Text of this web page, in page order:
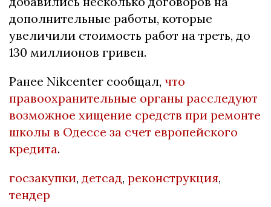
дополнительные работы, которые
увеличили стоимость работ на треть, до
130 миллионов гривен.
Ранее Nikcenter сообщал, что
правоохранительные органы расследуют
возможное хищение средств при ремонте
школы в Одессе за счет европейского
кредита.
госзакупки, детсад, реконструкция,
тендер